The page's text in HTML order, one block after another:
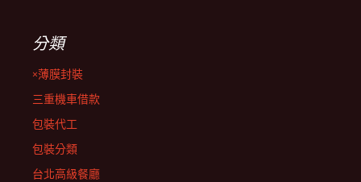
分類
×薄膜封裝
三重機車借款
包裝代工
包裝分類
台北高級餐廳